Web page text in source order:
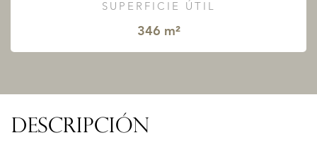
SUPERFICIE ÚTIL
346 m²
DESCRIPCIÓN